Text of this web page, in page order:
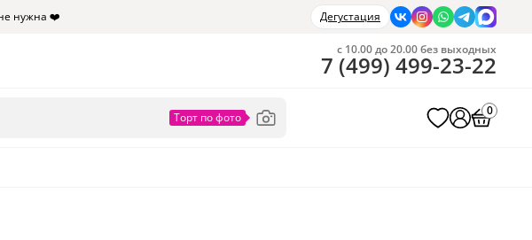
нужна ❤️ Дегустация
с 10.00 до 20.00 без выходных
7 (499) 499-23-22
0